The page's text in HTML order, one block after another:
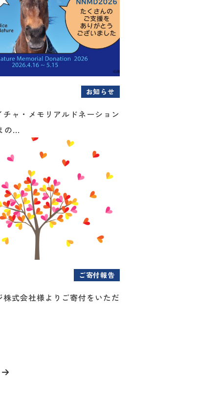
お知らせ
ャ・メモリアルドネーション
の...
ご寄付報告
株式会社様よりご寄付をいただ